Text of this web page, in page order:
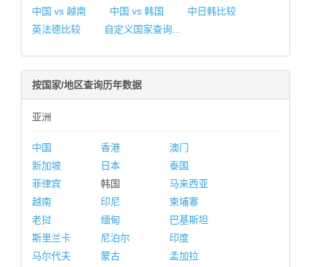
中国 vs 越南
中国 vs 韩国
中日韩比较
英法德比较
自定义国家查询...
按国家/地区查询历年数据
亚洲
中国 香港
澳门
新加坡
日本
泰国
菲律宾
韩国
马来西亚
越南
印尼
柬埔寨
老挝
缅甸
巴基斯坦
斯里兰卡
尼泊尔
印度
马尔代夫
蒙古
孟加拉